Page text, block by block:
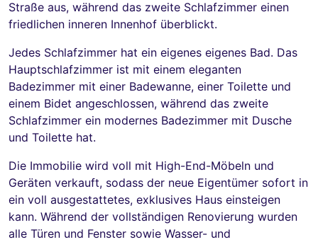
Straße aus, während das zweite Schlafzimmer einen
friedlichen inneren Innenhof überblickt.
Jedes Schlafzimmer hat ein eigenes eigenes Bad. Das
Hauptschlafzimmer ist mit einem eleganten
Badezimmer mit einer Badewanne, einer Toilette und
einem Bidet angeschlossen, während das zweite
Schlafzimmer ein modernes Badezimmer mit Dusche
und Toilette hat.
Die Immobilie wird voll mit High-End-Möbeln und
Geräten verkauft, sodass der neue Eigentümer sofort in
ein voll ausgestattetes, exklusives Haus einsteigen
kann. Während der vollständigen Renovierung wurden
alle Türen und Fenster sowie Wasser- und